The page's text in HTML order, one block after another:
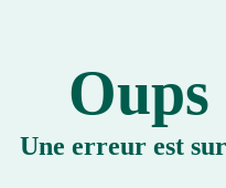
Oups
Une erreur est